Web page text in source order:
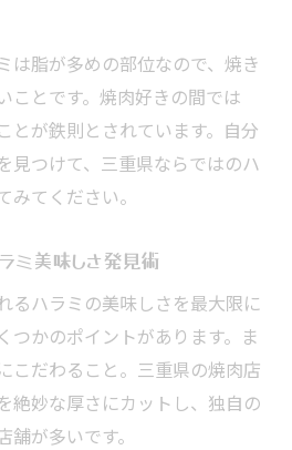
は脂が多めの部位なので、焼き
ことです。焼肉好きの間では
とが鉄則とされています。自分
見つけて、三重県ならではのハ
みてください。
ミ美味しさ発見術
るハラミの美味しさを最大限に
つかのポイントがあります。ま
こだわること。三重県の焼肉店
絶妙な厚さにカットし、独自の
が多いです。